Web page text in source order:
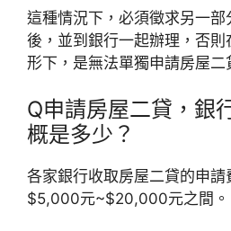
這種情況下，必須徵求另一
後，並到銀行一起辦理，否
形下，是無法單獨申請房屋二
Q申請房屋二貸，銀
概是多少？
各家銀行收取房屋二貸的申
$5,000元~$20,000元之間。